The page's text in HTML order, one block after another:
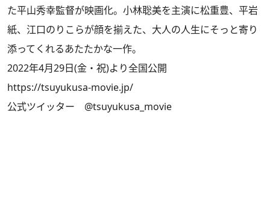
た平山秀幸監督が映画化。小林聡美を主演に松重豊、平岩
紙、江口のりこらが顔を揃えた、大人の人生にそっと寄り
添ってくれるあたたかな一作。
2022年4月29日(金・祝)より全国公開
https://tsuyukusa-movie.jp/
公式ツイッター @tsuyukusa_movie